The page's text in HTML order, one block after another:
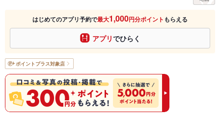
はじめてのアプリ予約で最大1,000円分ポイント もらえる
アプリでひらく
ポイントプラス対象店